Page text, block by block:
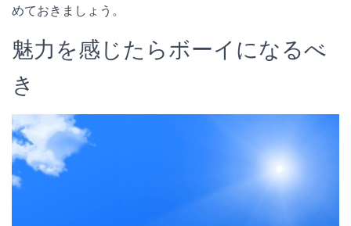
めておきましょう。
魅力を感じたらボーイになるべ
き